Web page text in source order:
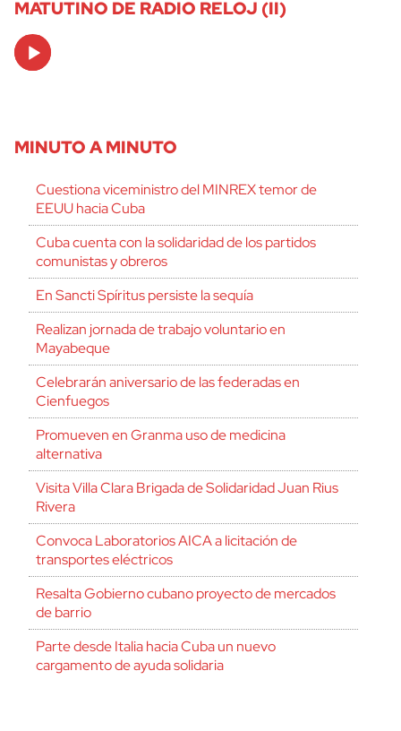
MATUTINO DE RADIO RELOJ (II)
Audio
Player
MINUTO A MINUTO
Cuestiona viceministro del MINREX temor de
EEUU hacia Cuba
Cuba cuenta con la solidaridad de los partidos
comunistas y obreros
En Sancti Spíritus persiste la sequía
Realizan jornada de trabajo voluntario en
Mayabeque
Celebrarán aniversario de las federadas en
Cienfuegos
Promueven en Granma uso de medicina
alternativa
Visita Villa Clara Brigada de Solidaridad Juan Rius
Rivera
Convoca Laboratorios AICA a licitación de
transportes eléctricos
Resalta Gobierno cubano proyecto de mercados
de barrio
Parte desde Italia hacia Cuba un nuevo
cargamento de ayuda solidaria